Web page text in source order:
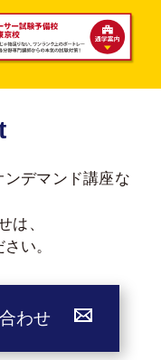
ンデマンド講座な
は、
い。
わせ